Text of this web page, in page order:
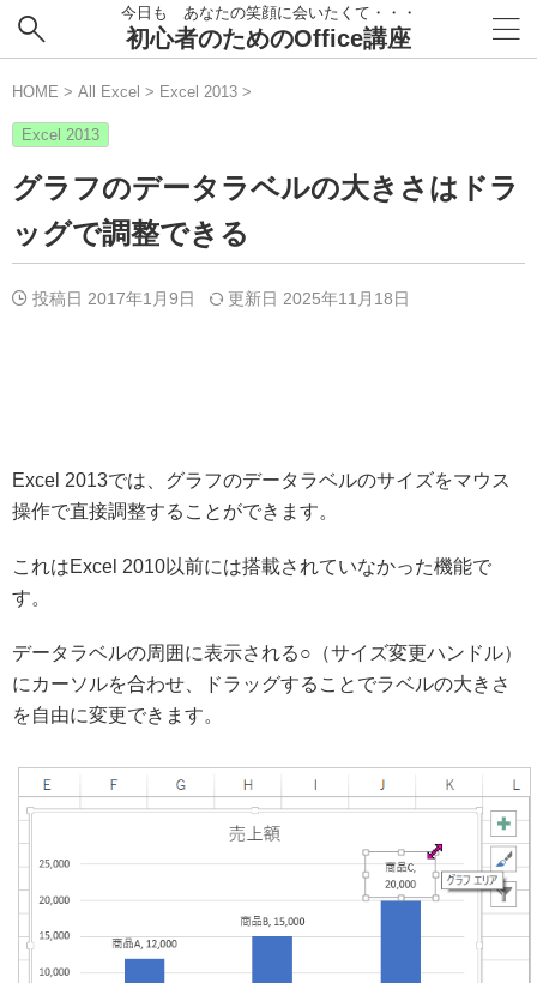
今日も あなたの笑顔に会いたくて・・・
初心者のためのOffice講座
HOME > All Excel > Excel 2013 >
Excel 2013
グラフのデータラベルの大きさはドラ
ッグで調整できる
投稿日 2017年1月9日 更新日 2025年11月18日
Excel 2013では、グラフのデータラベルのサイズをマウス
操作で直接調整することができます。
これはExcel 2010以前には搭載されていなかった機能で
す。
データラベルの周囲に表示される○（サイズ変更ハンドル）
にカーソルを合わせ、ドラッグすることでラベルの大きさ
を自由に変更できます。